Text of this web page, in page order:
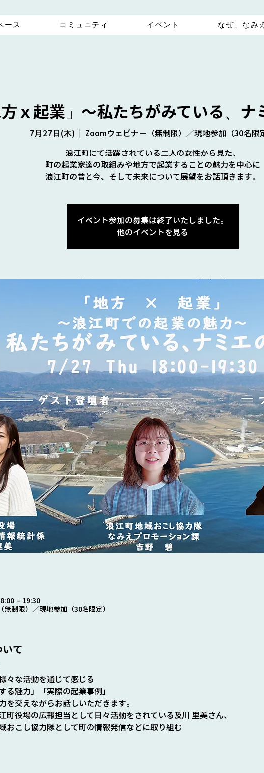
ース コミュニティ イベント なぜ、なみ
方ｘ起業」～私たちがみている、ナ
7月27日(木)
  |
Zoomウェビナー（無制限）／現地参加（30名限
浪江町にて活躍されている二人の女性から見た、
町の起業家達の取組みや地方で起業することの魅力を中心に
浪江町の昔と今、そして未来について展望をお話頂きます。
イベント参加の募集は終了いたしました。
他のイベントを見る
– 19:30
制限）／現地参加（30名限定）
て
々な活動を通じて感じる
る魅力」「実際の起業事例」
を交えながらお話しいただきます。
町役場の広報担当として日々活動をされている及川 里美さん、
おこし協力隊として町の情報発信などに取り組む